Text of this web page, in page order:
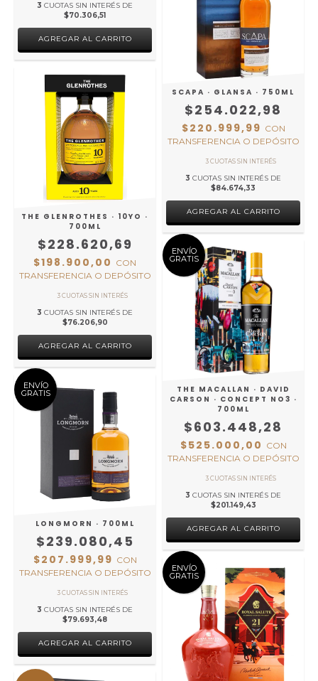
3 CUOTAS SIN INTERÉS DE
$70.306,51
THE GLENROTHES · 10YO ·
700ML
$228.620,69
$198.900,00 CON
TRANSFERENCIA O DEPÓSITO
3 CUOTAS SIN INTERÉS DE
$76.206,90
SCAPA · GLANSA · 750ML
$254.022,98
$220.999,99 CON
TRANSFERENCIA O DEPÓSITO
3 CUOTAS SIN INTERÉS DE
$84.674,33
ENVÍO
GRATIS
LONGMORN · 700ML
$239.080,45
$207.999,99 CON
TRANSFERENCIA O DEPÓSITO
3 CUOTAS SIN INTERÉS DE
$79.693,48
ENVÍO
GRATIS
THE MACALLAN · DAVID
CARSON · CONCEPT NO3 ·
700ML
$603.448,28
$525.000,00 CON
TRANSFERENCIA O DEPÓSITO
3 CUOTAS SIN INTERÉS DE
$201.149,43
ENVÍO
GRATIS